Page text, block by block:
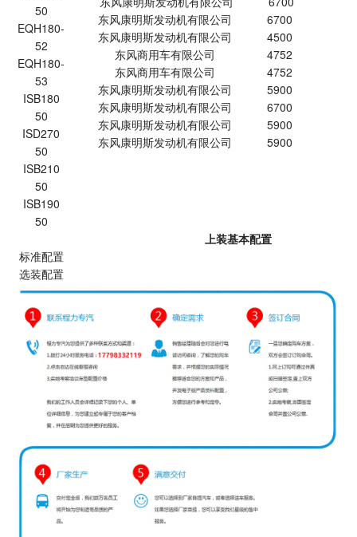
50
EQH180-
52
EQH180-
53
ISB180
50
ISD270
50
ISB210
50
ISB190
50
东风康明斯发动机有限公司
东风康明斯发动机有限公司
东风商用车有限公司
东风商用车有限公司
东风康明斯发动机有限公司
东风康明斯发动机有限公司
东风康明斯发动机有限公司
东风康明斯发动机有限公司
6700
4500
4752
4752
5900
6700
5900
5900
上装基本配置
标准配置
选装配置